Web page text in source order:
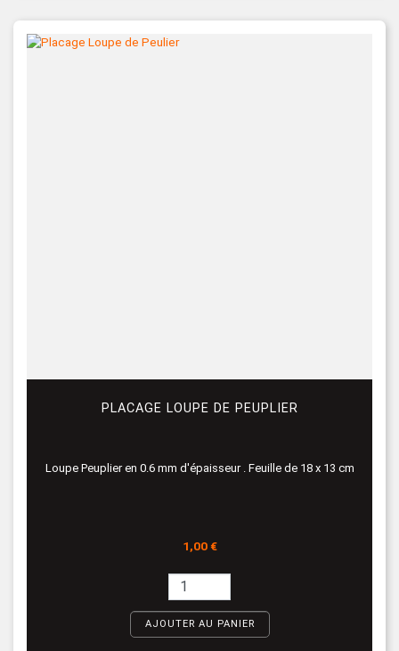
PLACAGE LOUPE DE PEUPLIER
Loupe Peuplier en 0.6 mm d'épaisseur . Feuille de 18 x 13 cm
Prix
1,00 €
AJOUTER AU PANIER